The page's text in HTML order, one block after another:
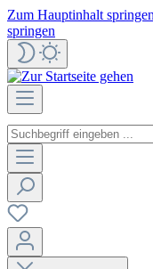
Zum Hauptinhalt springen
springen